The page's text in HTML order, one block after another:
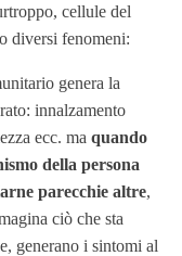
cellule del
diversi fenomeni:
genera la
innalzamento
ecc. ma quando
della persona
parecchie altre,
ciò che sta
generano i sintomi al